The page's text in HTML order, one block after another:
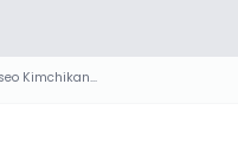
Museo Kimchikan Seúl